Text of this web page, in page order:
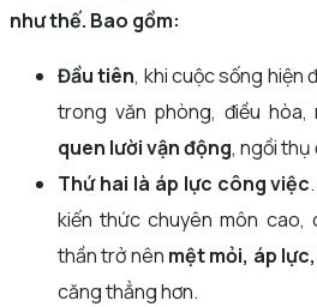
như thế. Bao gồm:
Đầu tiên, khi cuộc sống hiện
trong văn phòng, điều hòa,
quen lười vận động, ngồi thụ
Thứ hai là áp lực công việc
kiến thức chuyên môn cao,
thần trở nên mệt mỏi, áp
căng thẳng hơn.